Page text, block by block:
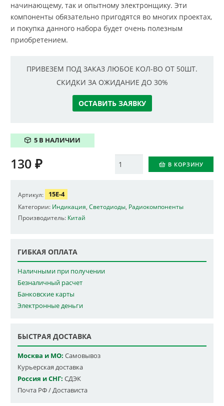
начинающему, так и опытному электронщику. Эти
компоненты обязательно пригодятся во многих проектах,
и покупка данного набора будет очень полезным
приобретением.
ПРИВЕЗЕМ ПОД ЗАКАЗ ЛЮБОЕ КОЛ-ВО ОТ 50ШТ.
СКИДКИ ЗА ОЖИДАНИЕ ДО 30%
ОСТАВИТЬ ЗАЯВКУ
5 В НАЛИЧИИ
Количество В КОРЗИНУ
130 ₽
Артикул: 15E-4
Категории: Индикация Светодиоды Радиокомпоненты
Производитель: Китай
ГИБКАЯ ОПЛАТА
Наличными при получении
Безналичный расчет
Банковские карты
Электронные деньги
БЫСТРАЯ ДОСТАВКА
Москва и МО: Самовывоз
Курьерская доставка
Россия и СНГ: СДЭК
Почта РФ / Достависта